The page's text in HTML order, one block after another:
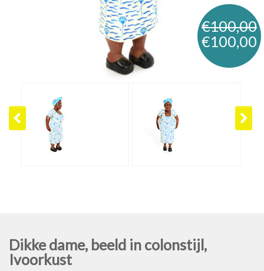
€100,00
€100,00
Dikke dame, beeld in colonstijl,
Ivoorkust